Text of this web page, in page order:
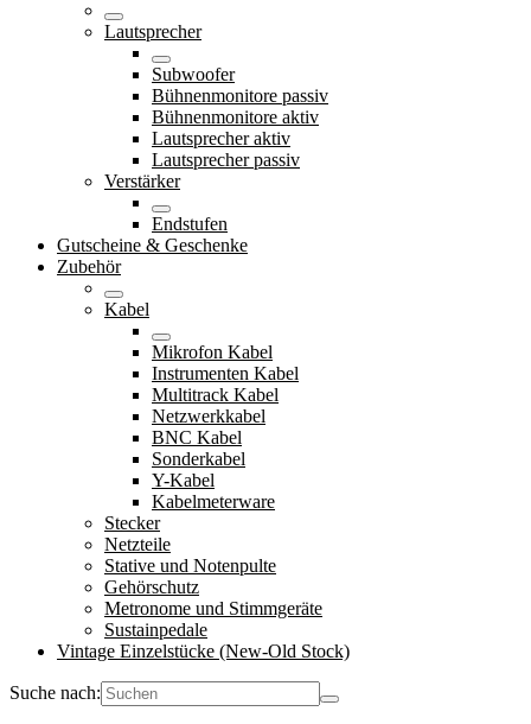
Lautsprecher
Subwoofer
Bühnenmonitore passiv
Bühnenmonitore aktiv
Lautsprecher aktiv
Lautsprecher passiv
Verstärker
Endstufen
Gutscheine & Geschenke
Zubehör
Kabel
Mikrofon Kabel
Instrumenten Kabel
Multitrack Kabel
Netzwerkkabel
BNC Kabel
Sonderkabel
Y-Kabel
Kabelmeterware
Stecker
Netzteile
Stative und Notenpulte
Gehörschutz
Metronome und Stimmgeräte
Sustainpedale
Vintage Einzelstücke (New-Old Stock)
Suche nach: